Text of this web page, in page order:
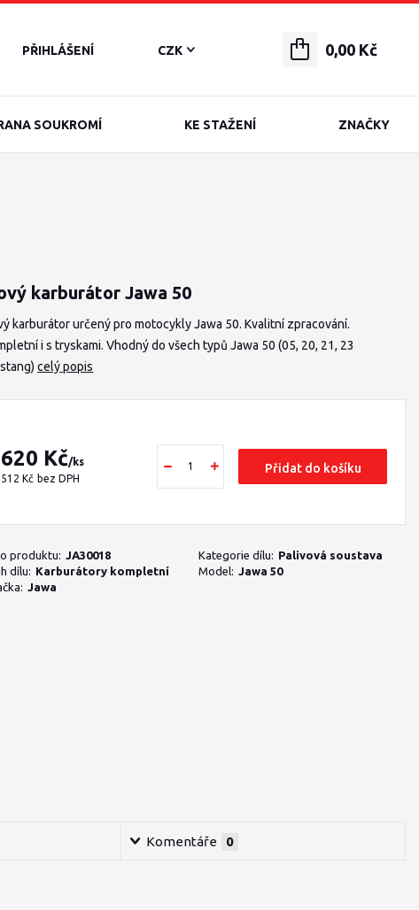
SOUKROMÍ KE STAŽENÍ ZNAČKY
CZK
PŘIHLÁŠENÍ 0,00 Kč
karburátor Jawa 50
karburátor určený pro motocykly Jawa 50. Kvalitní zpracování.
i s tryskami. Vhodný do všech typů Jawa 50 (05, 20, 21, 23
celý popis
620 Kč/ks
512 Kč bez DPH
Přidat do košíku
produktu: JA30018 Kategorie dílu: Palivová soustava
dílu: Karburátory kompletní Model: Jawa 50
Jawa
Komentáře 0